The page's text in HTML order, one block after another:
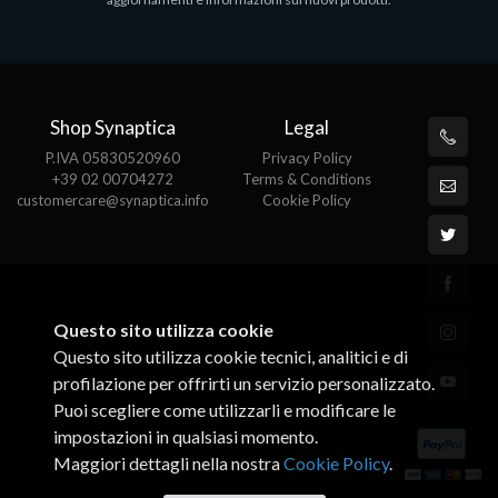
Shop Synaptica
P.IVA 05830520960
+39 02 00704272
customercare@synaptica.info
Legal
Privacy Policy
Terms & Conditions
Cookie Policy
Questo sito utilizza cookie
Questo sito utilizza cookie tecnici, analitici e di
profilazione per offrirti un servizio personalizzato.
Puoi scegliere come utilizzarli e modificare le
impostazioni in qualsiasi momento.
Maggiori dettagli nella nostraCookie Policy.